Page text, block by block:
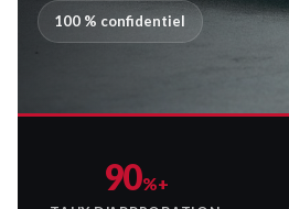
100 % confidentiel
90%+